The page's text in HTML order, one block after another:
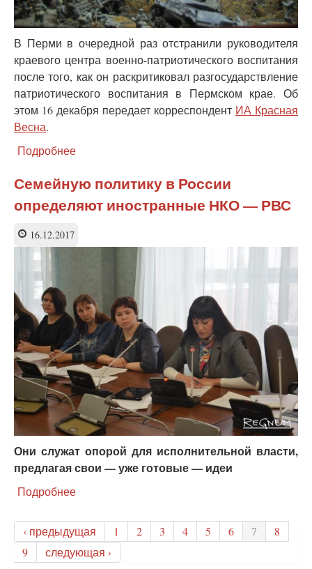
В Перми в очередной раз отстранили руководителя
краевого центра военно-патриотического воспитания
после того, как он раскритиковал разгосударствление
патриотического воспитания в Пермском крае. Об
этом 16 декабря передает корреспондент ИА Красная
Весна.
Подробнее
Перми
отстранен
очередной
патриотического
Семейную политику в России
определяют иностранные НКО — РВС
16.12.2017
Они служат опорой для исполнительной власти,
предлагая свои — уже готовые — идеи
Подробнее
политику
в
России
определяют
‹ предыдущая 1 2 3 4 5 6 7
8
9
следующая ›